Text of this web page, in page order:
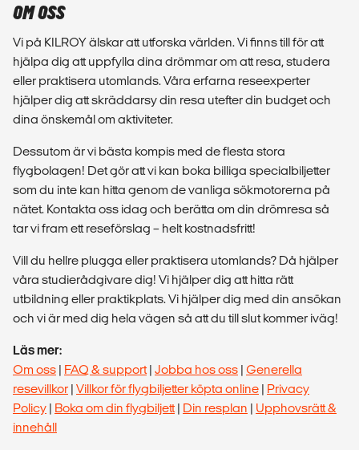
OM OSS
Vi på KILROY älskar att utforska världen. Vi finns till för att
hjälpa dig att uppfylla dina drömmar om att resa, studera
eller praktisera utomlands. Våra erfarna reseexperter
hjälper dig att skräddarsy din resa utefter din budget och
dina önskemål om aktiviteter.
Dessutom är vi bästa kompis med de flesta stora
flygbolagen! Det gör att vi kan boka billiga specialbiljetter
som du inte kan hitta genom de vanliga sökmotorerna på
nätet. Kontakta oss idag och berätta om din drömresa så
tar vi fram ett reseförslag – helt kostnadsfritt!
Vill du hellre plugga eller praktisera utomlands? Då hjälper
våra studierådgivare dig! Vi hjälper dig att hitta rätt
utbildning eller praktikplats. Vi hjälper dig med din ansökan
och vi är med dig hela vägen så att du till slut kommer iväg!
Läs mer:
Om oss | FAQ & support| Jobba hos oss | Generella
resevillkor | Villkor för flygbiljetter köpta online | Privacy
Policy | Boka om din flygbiljett| Din resplan | Upphovsrätt &
innehåll